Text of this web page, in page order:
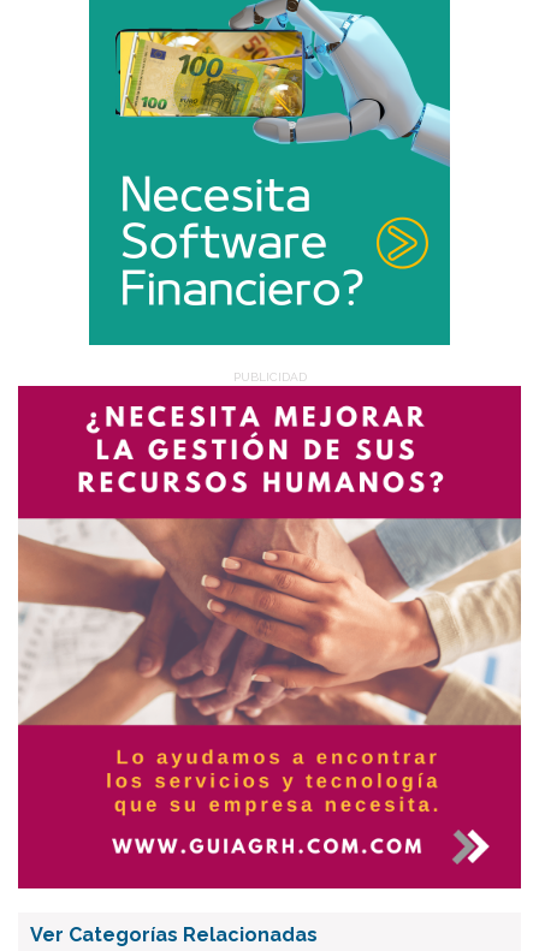
PUBLICIDAD
Ver Categorías Relacionadas